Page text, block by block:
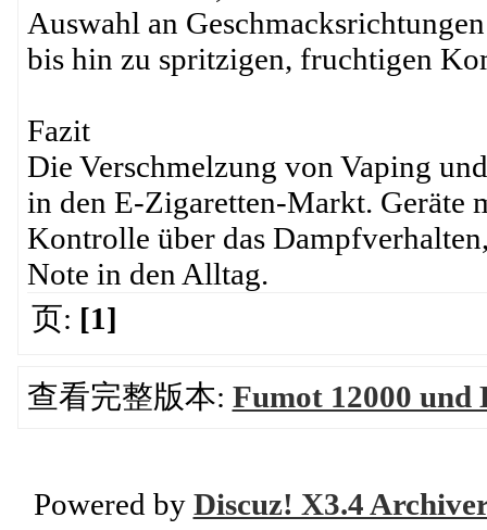
Auswahl an
bis hin zu spritzigen, fruchtigen
Fazit
Die Verschmelzung von Vaping
in den E-Zigaretten-Markt. Geräte
Kontrolle über das
Note in den Alltag.
页: [1]
查看完整版本: Fumot 12000
Powered by Discuz! X3.4